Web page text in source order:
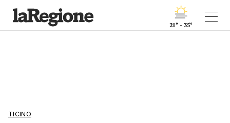
21° - 35°
TICINO